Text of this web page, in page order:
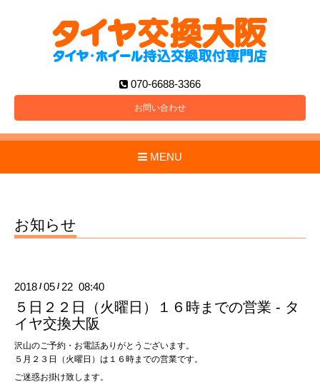
070-6688-3366
お問い合わせ
MENU
お知らせ
2018 /05 / 22 08:40
５日２２日（火曜日）１６時までの営業 - タ
イヤ交換大阪
沢山のご予約・お電話ありがとうございます。
５月２３日（火曜日）は１６時までの営業です。
ご迷惑お掛け致します。